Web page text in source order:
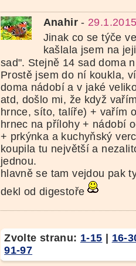
Anahir-
Jinak co se týče
kašlala jsem na
sad". Stejně 14 sad doma
Prostě jsem do ní koukla,
doma nádobí a v jaké
atd, došlo mi, že když
hrnce, síto, talíře) + vařím
hrnec na přílohy + nádobí
+ prkýnka a kuchyňský
koupila tu největší a
jednou.
hlavně se tam vejdou pak
dekl od digestoře
Zvolte stranu: 1-15
16-
91-97